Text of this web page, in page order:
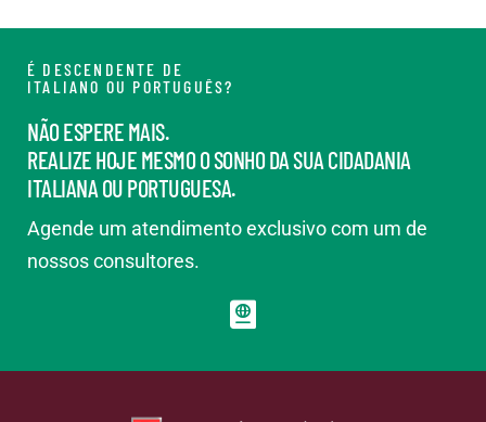
É DESCENDENTE DE
ITALIANO OU PORTUGUÊS?
NÃO ESPERE MAIS.
REALIZE HOJE MESMO O SONHO DA SUA CIDADANIA
ITALIANA OU PORTUGUESA.
Agende um atendimento exclusivo com um de
nossos consultores.